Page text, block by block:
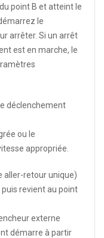
point B et atteint le
le
arrêter. Si un arrêt
est en marche, le
déclenchement
ou le
appropriée.
aller-retour unique)
puis revient au point
externe
démarre à partir